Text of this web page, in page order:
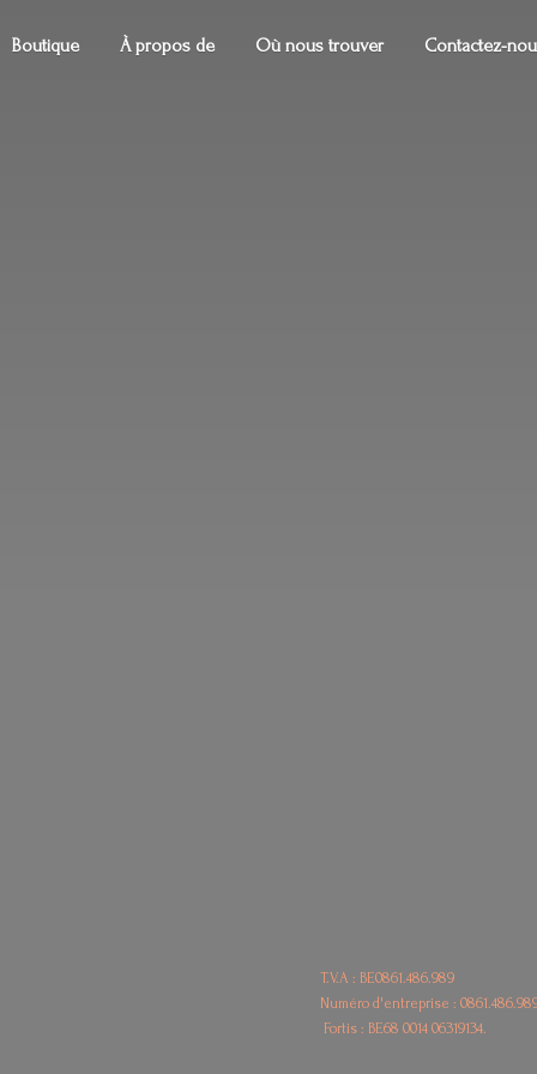
Boutique À propos de Où nous trouver Contactez-
T.V.A : BE0861.486.989
Numéro d'entreprise :
Fortis : BE68 0014 06319134.